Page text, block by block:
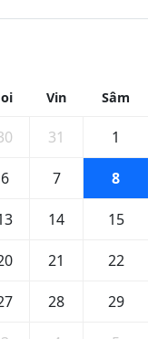
Vin Sâm
31 1
6 7 8
14 15
21 22
28 29